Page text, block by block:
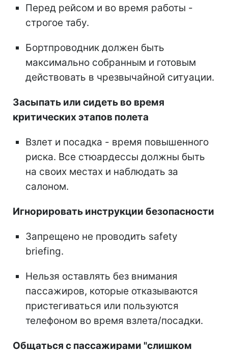
Перед рейсом и во время работы -
строгое табу.
Бортпроводник должен быть
максимально собранным и готовым
действовать в чрезвычайной ситуации.
Засыпать или сидеть во время
критических этапов полета
Взлет и посадка - время повышенного
риска. Все стюардессы должны быть
на своих местах и наблюдать за
салоном.
Игнорировать инструкции безопасности
Запрещено не проводить safety
briefing.
Нельзя оставлять без внимания
пассажиров, которые отказываются
пристегиваться или пользуются
телефоном во время взлета/посадки.
Общаться с пассажирами "слишком